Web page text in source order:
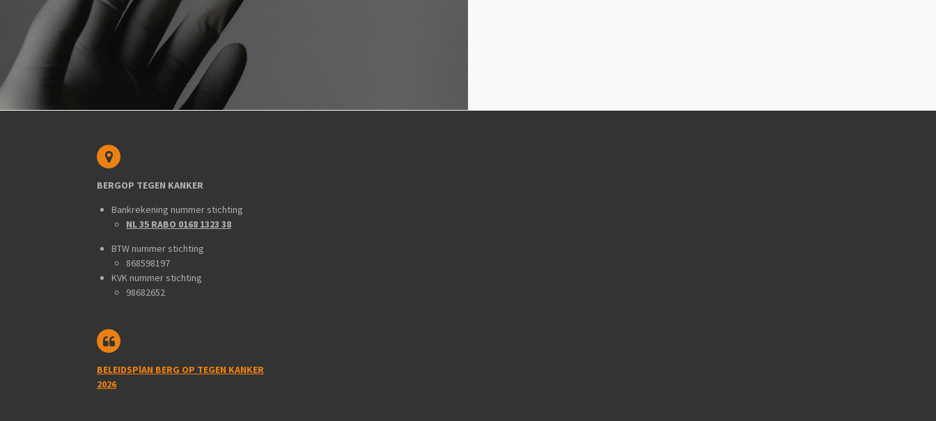
BERGOP TEGEN KANKER
Bankrekening nummer stichting
NL 35 RABO 0168 1323 38
BTW nummer stichting
868598197
KVK nummer stichting
98682652
BELEIDSPlAN BERG OP TEGEN KANKER
2026